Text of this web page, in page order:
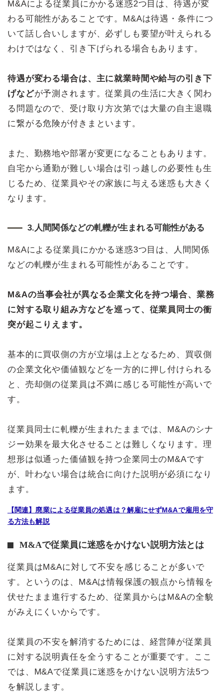
M&Aによる従業員にかかる迷惑2つ目は、待遇が変
わる可能性があることです。M&Aは待遇・条件につ
いて話し合いしますが、必ずしも要望が叶えられる
わけではなく、引き下げられる場合もあります。
待遇が変わる場合は、主に就業時間や給与の引き下
げなどが予測されます。従業員の生活に大きく関わ
る問題なので、受け取り方次第では大量の自主退職
に繋がる危険が付きまといます。
また、勤務地や部署が変更になることもあります。
自宅から通勤が難しい場合は引っ越しの必要性も生
じるため、従業員やその家族に与える迷惑も大きく
なります。
3.人間関係などの軋轢が生まれる可能性がある
M&Aによる従業員にかかる迷惑3つ目は、人間関係
などの軋轢が生まれる可能性があることです。
M&Aの当事会社が異なる企業文化を持つ場合、業務
に対する取り組み方などを巡って、従業員同士の衝
突が起こりえます。
基本的に買収側の方が立場は上となるため、買収側
の企業文化や価値観などを一方的に押し付けられる
と、売却側の従業員は不満に感じる可能性が高いで
す。
従業員同士に軋轢が生まれたままでは、M&Aのシナ
ジー効果を最大化させることは難しくなります。理
想形は似通った価値観を持つ企業同士のM&Aです
が、叶わない場合は統合に向けた説明が必須になり
ます。
【関連】廃業による従業員の処遇は？解雇にせずM&Aで雇用を守
る方法も解説
M&Aで従業員に迷惑をかけない説明方法とは
従業員はM&Aに対して不安を感じることが多いで
す。というのは、M&Aは情報保護の観点から情報を
伏せたまま進行するため、従業員からはM&Aの全貌
がみえにくいからです。
従業員の不安を解消するためには、経営陣が従業員
に対する説明責任を全うすることが重要です。ここ
では、M&Aで従業員に迷惑をかけない説明方法5つ
を解説します。